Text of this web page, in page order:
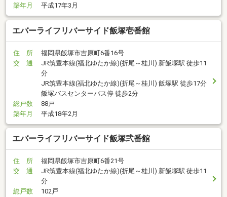
築年月
平成17年3月
エバーライフリバーサイド飯塚壱番館
住 所
福岡県飯塚市吉原町6番16号
交 通
JR筑豊本線(福北ゆたか線)(折尾～桂川) 新飯塚駅 徒歩11
分
JR筑豊本線(福北ゆたか線)(折尾～桂川) 飯塚駅 徒歩17分
飯塚バスセンターバス停 徒歩2分
総戸数
88戸
築年月
平成18年2月
エバーライフリバーサイド飯塚弐番館
住 所
福岡県飯塚市吉原町6番21号
交 通
JR筑豊本線(福北ゆたか線)(折尾～桂川) 新飯塚駅 徒歩11
分
総戸数
102戸